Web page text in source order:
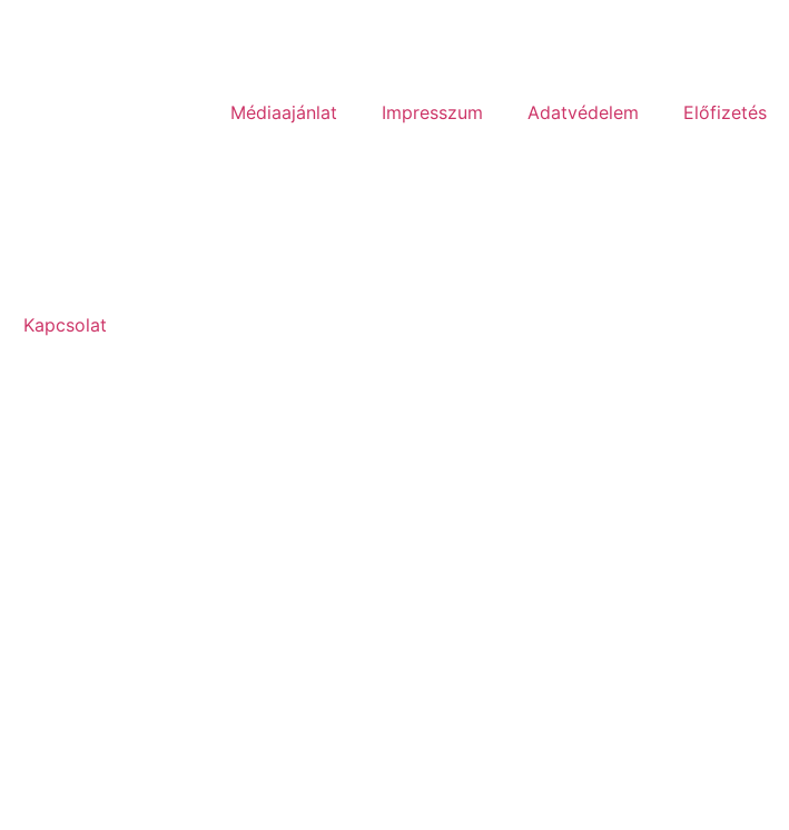
Médiaajánlat Impresszum Adatvédelem Előfizetés
Kapcsolat